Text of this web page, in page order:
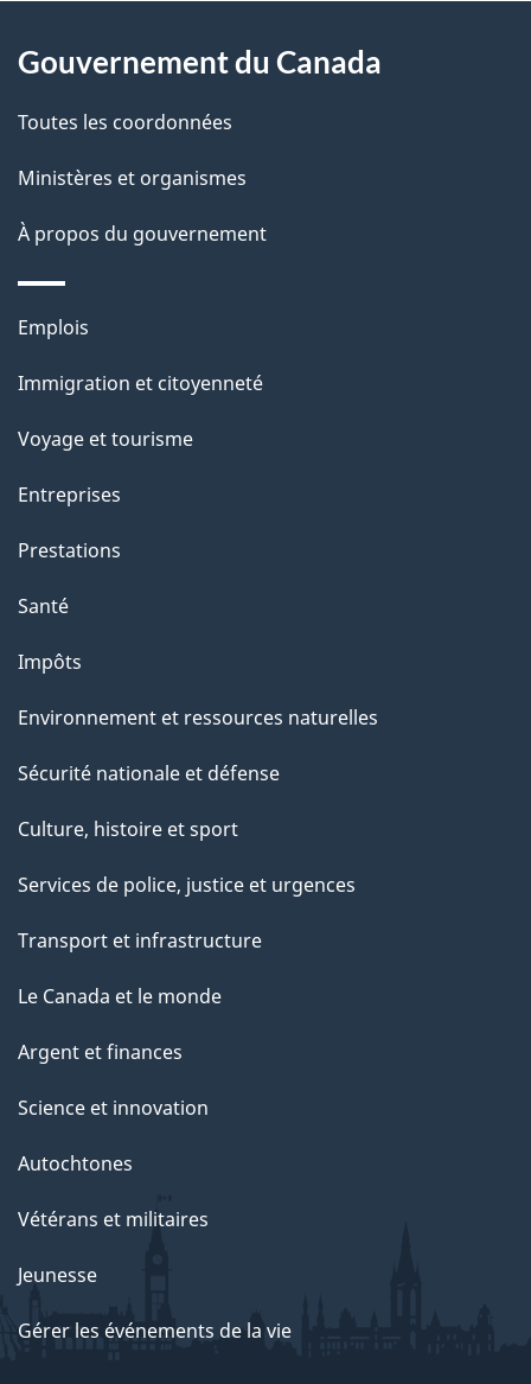
i
l
s
d
e
l
a
p
a
g
e
propos
de
ce
site
Gouvernement du Canada
Toutes les coordonnées
Ministères et organismes
À propos du gouvernement
Thèmes
sujets
Emplois
Immigration et citoyenneté
Voyage et tourisme
Entreprises
Prestations
Santé
Impôts
Environnement et ressources naturelles
Sécurité nationale et défense
Culture, histoire et sport
Services de police, justice et urgences
Transport et infrastructure
Le Canada et le monde
Argent et finances
Science et innovation
Autochtones
Vétérans et militaires
Jeunesse
Gérer les événements de la vie